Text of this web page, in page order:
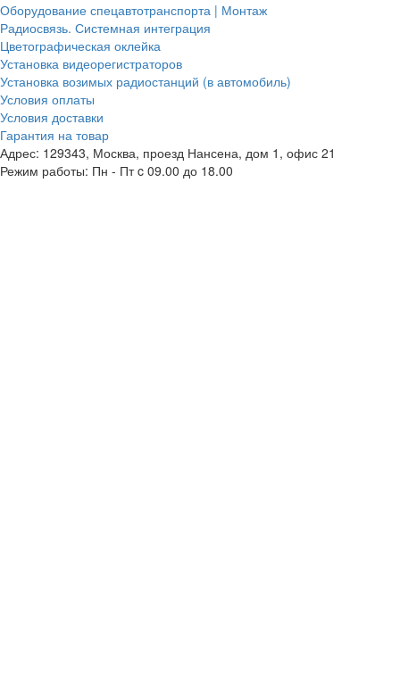
Оборудование спецавтотранспорта | Монтаж
Радиосвязь. Системная интеграция
Цветографическая оклейка
Установка видеорегистраторов
Установка возимых радиостанций (в автомобиль)
Условия оплаты
Условия доставки
Гарантия на товар
Адрес: 129343, Москва, проезд Нансена, дом 1, офис 21
Режим работы: Пн - Пт c 09.00 до 18.00